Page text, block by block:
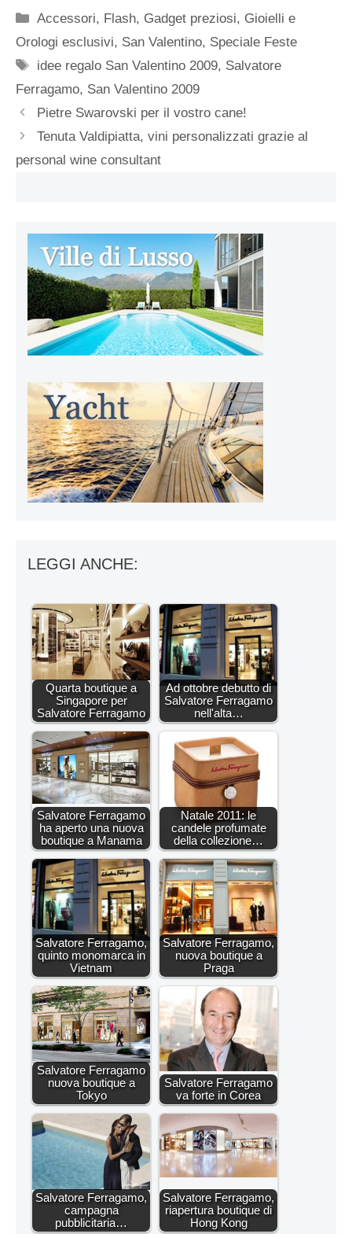
Categorie
Accessori, Flash, Gadget preziosi, Gioielli e
Orologi esclusivi, San Valentino, Speciale Feste
Tag
idee regalo San Valentino 2009, Salvatore
Ferragamo, San Valentino 2009
Pietre Swarovski per il vostro cane!
Tenuta Valdipiatta, vini personalizzati grazie al
personal wine consultant
LEGGI ANCHE:
Quarta boutique a
Singapore per
Salvatore Ferragamo
Ad ottobre debutto di
Salvatore Ferragamo
nell'alta…
Salvatore Ferragamo
ha aperto una nuova
boutique a Manama
Natale 2011: le
candele profumate
della collezione…
Salvatore Ferragamo,
quinto monomarca in
Vietnam
Salvatore Ferragamo,
nuova boutique a
Praga
Salvatore Ferragamo
nuova boutique a
Tokyo
Salvatore Ferragamo
va forte in Corea
Salvatore Ferragamo,
campagna
pubblicitaria…
Salvatore Ferragamo,
riapertura boutique di
Hong Kong